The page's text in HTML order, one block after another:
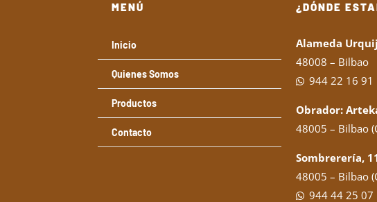
MENÚ
Inicio
Quienes Somos
Productos
Contacto
¿DÓNDE
Alameda
48008 – Bilbao
944 22 16 91
Obrador:
48005 – Bilbao
Sombrerería,
48005 – Bilbao
944 44 25 07